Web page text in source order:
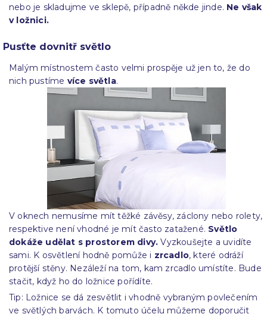
nebo je skladujme ve sklepě, případně někde jinde. Ne však
v ložnici.
Pusťte dovnitř světlo
Malým místnostem často velmi prospěje už jen to, že do
nich pustíme více světla.
V oknech nemusíme mít těžké závěsy, záclony nebo rolety,
respektive není vhodné je mít často zatažené. Světlo
dokáže udělat s prostorem divy. Vyzkoušejte a uvidíte
sami. K osvětlení hodně pomůže i zrcadlo, které odráží
protější stěny. Nezáleží na tom, kam zrcadlo umístíte. Bude
stačit, když ho do ložnice pořídíte.
Tip: Ložnice se dá zesvětlit i vhodně vybraným povlečením
ve světlých barvách. K tomuto účelu můžeme doporučit